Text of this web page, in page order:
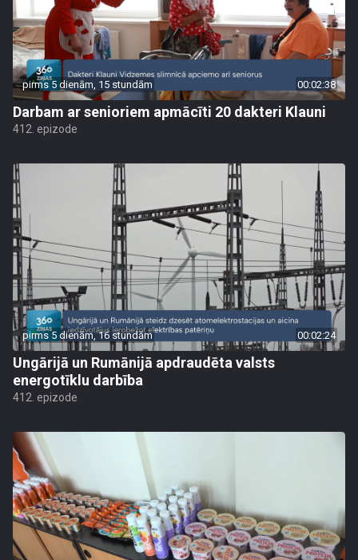
pirms 5 dienām, 15 stundām 00:02:38
Darbam ar senioriem apmācīti 20 dakteri Klauni
412. epizode
pirms 5 dienām, 16 stundām 00:02:24
Ungārijā un Rumānijā apdraudēta valsts
energotīklu darbība
412. epizode